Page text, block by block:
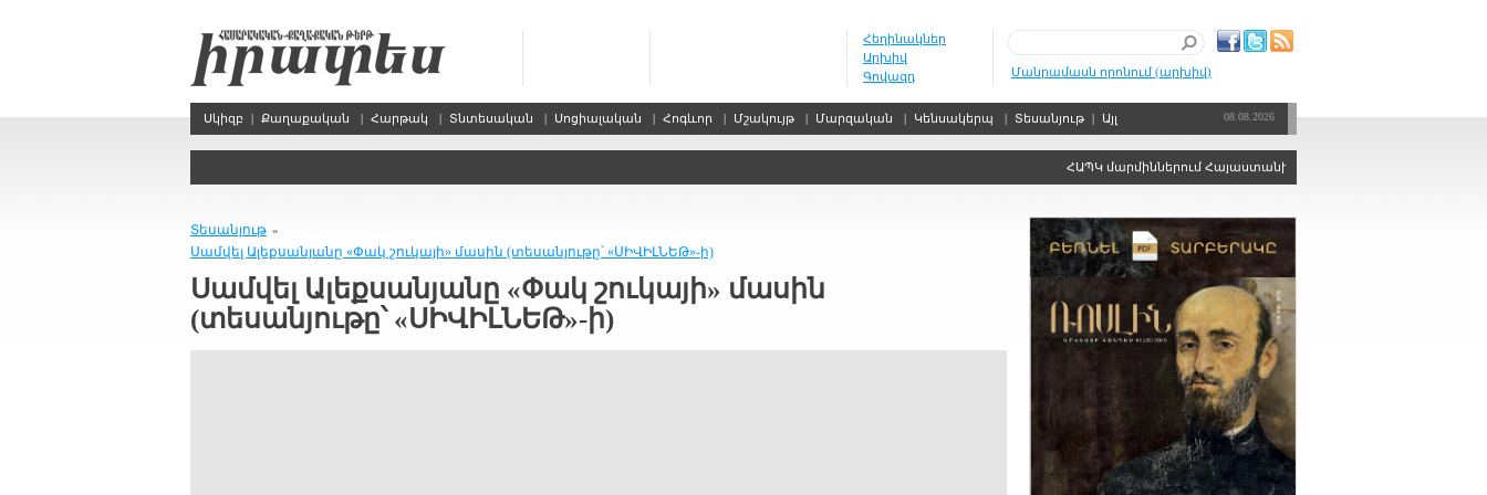
Հեղինակներ
Արխիվ
Գովազդ
Մանրամասն որոնում (արխիվ)
Սկիզբ | Քաղաքական | Հարթակ | Տնտեսական | Սոցիալական | Հոգևոր | Մշակույթ | Մարզական | Կենսակերպ | Տեսանյութ | Այլ 08.08.2026
ՀԱՊԿ մարմիններում Հայաստանին ձայնի իրավունքից զրկելու
Տեսանյութ »
Սամվել Ալեքսանյանը «Փակ շուկայի» մասին (տեսանյութը՝ «ՍԻՎԻԼՆԵԹ»-ի)
Սամվել Ալեքսանյանը «Փակ շուկայի» մասին
(տեսանյութը՝ «ՍԻՎԻԼՆԵԹ»-ի)